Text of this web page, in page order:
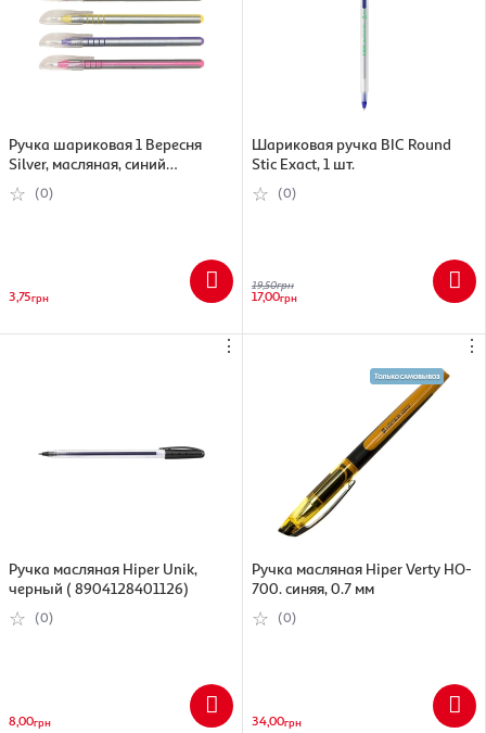
Ручка шариковая 1 Вересня
Silver, масляная, синий
(5009074109522)
(0)
3,75грн
Шариковая ручка BIC Round
Stic Exact, 1 шт.
(0)
19,50грн
17,00грн
⋮
Ручка масляная Hiper Unik,
черный ( 8904128401126)
(0)
8,00грн
⋮
Ручка масляная Hiper Verty HO-
700. синяя, 0.7 мм
(0)
34,00грн